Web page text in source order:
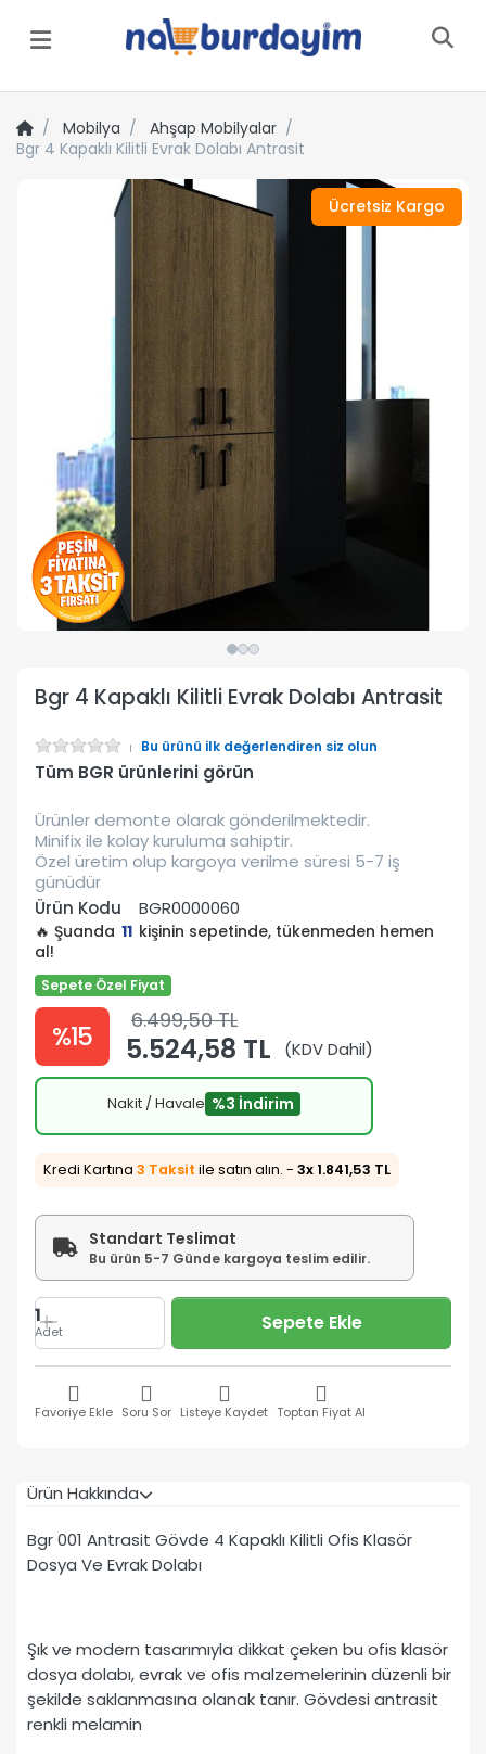
Menü
Mobilya
Ahşap Mobilyalar
Bgr 4 Kapaklı Kilitli Evrak Dolabı Antrasit
Ücretsiz Kargo
Bgr 4 Kapaklı Kilitli Evrak Dolabı Antrasit
Bu ürünü ilk değerlendiren siz olun
Tüm BGR ürünlerini görün
Ürünler demonte olarak gönderilmektedir.
Minifix ile kolay kuruluma sahiptir.
Özel üretim olup kargoya verilme süresi 5-7 iş
günüdür
Ürün Kodu
BGR0000060
🔥 Şuanda 11 kişinin sepetinde, tükenmeden hemen
al!
Sepete Özel Fiyat
%15 6.499,50 TL
5.524,58 TL (KDV Dahil)
Nakit / Havale %3 İndirim
Kredi Kartına 3 Taksit ile satın alın. - 3x 1.841,53 TL
Standart Teslimat
Bu ürün 5-7 Günde kargoya teslim edilir.
1
Adet Sepete Ekle
Favoriye Ekle Soru Sor Listeye Kaydet Toptan Fiyat Al
Ürün Hakkında
Bgr 001 Antrasit Gövde 4 Kapaklı Kilitli Ofis Klasör
Dosya Ve Evrak Dolabı
Şık ve modern tasarımıyla dikkat çeken bu ofis klasör
dosya dolabı, evrak ve ofis malzemelerinin düzenli bir
şekilde saklanmasına olanak tanır. Gövdesi antrasit
renkli melamin